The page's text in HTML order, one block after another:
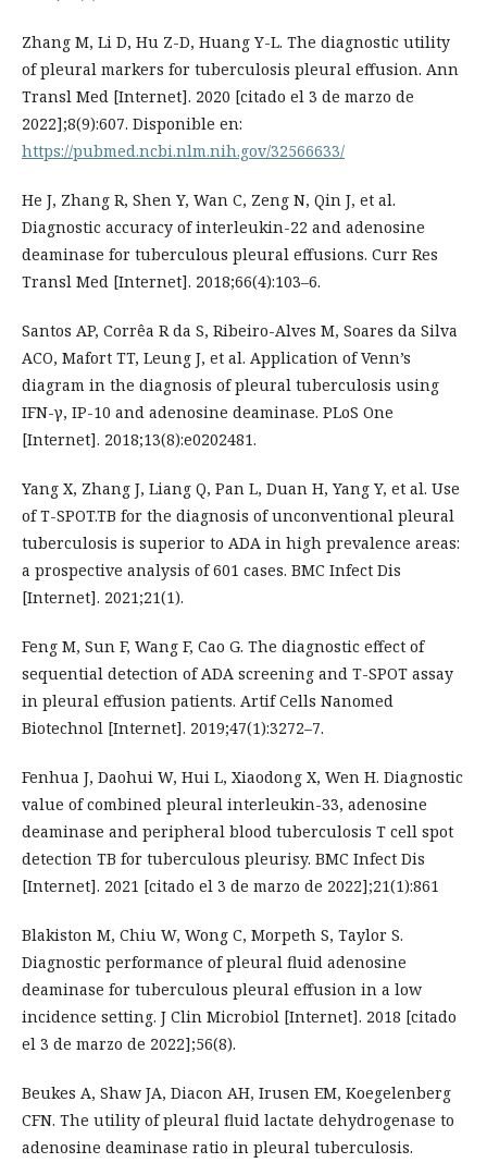
Zhang M, Li D, Hu Z-D, Huang Y-L. The diagnostic utility
of pleural markers for tuberculosis pleural effusion. Ann
Transl Med [Internet]. 2020 [citado el 3 de marzo de
2022];8(9):607. Disponible en:
https://pubmed.ncbi.nlm.nih.gov/32566633/
He J, Zhang R, Shen Y, Wan C, Zeng N, Qin J, et al.
Diagnostic accuracy of interleukin-22 and adenosine
deaminase for tuberculous pleural effusions. Curr Res
Transl Med [Internet]. 2018;66(4):103–6.
Santos AP, Corrêa R da S, Ribeiro-Alves M, Soares da Silva
ACO, Mafort TT, Leung J, et al. Application of Venn’s
diagram in the diagnosis of pleural tuberculosis using
IFN-γ, IP-10 and adenosine deaminase. PLoS One
[Internet]. 2018;13(8):e0202481.
Yang X, Zhang J, Liang Q, Pan L, Duan H, Yang Y, et al. Use
of T-SPOT.TB for the diagnosis of unconventional pleural
tuberculosis is superior to ADA in high prevalence areas:
a prospective analysis of 601 cases. BMC Infect Dis
[Internet]. 2021;21(1).
Feng M, Sun F, Wang F, Cao G. The diagnostic effect of
sequential detection of ADA screening and T-SPOT assay
in pleural effusion patients. Artif Cells Nanomed
Biotechnol [Internet]. 2019;47(1):3272–7.
Fenhua J, Daohui W, Hui L, Xiaodong X, Wen H. Diagnostic
value of combined pleural interleukin-33, adenosine
deaminase and peripheral blood tuberculosis T cell spot
detection TB for tuberculous pleurisy. BMC Infect Dis
[Internet]. 2021 [citado el 3 de marzo de 2022];21(1):861
Blakiston M, Chiu W, Wong C, Morpeth S, Taylor S.
Diagnostic performance of pleural fluid adenosine
deaminase for tuberculous pleural effusion in a low
incidence setting. J Clin Microbiol [Internet]. 2018 [citado
el 3 de marzo de 2022];56(8).
Beukes A, Shaw JA, Diacon AH, Irusen EM, Koegelenberg
CFN. The utility of pleural fluid lactate dehydrogenase to
adenosine deaminase ratio in pleural tuberculosis.